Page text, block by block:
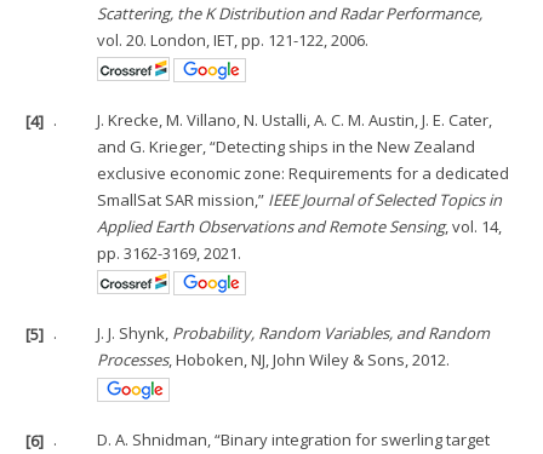
Scattering, the K Distribution and Radar Performance,
vol. 20. London, IET, pp. 121-122, 2006.
[4] .
J. Krecke, M. Villano, N. Ustalli, A. C. M. Austin, J. E. Cater,
and G. Krieger, “Detecting ships in the New Zealand
exclusive economic zone: Requirements for a dedicated
SmallSat SAR mission,” IEEE Journal of Selected Topics in
Applied Earth Observations and Remote Sensing, vol. 14,
pp. 3162-3169, 2021.
[5] . J. J. Shynk, Probability, Random Variables, and Random
Processes, Hoboken, NJ, John Wiley & Sons, 2012.
[6] .
D. A. Shnidman, “Binary integration for swerling target